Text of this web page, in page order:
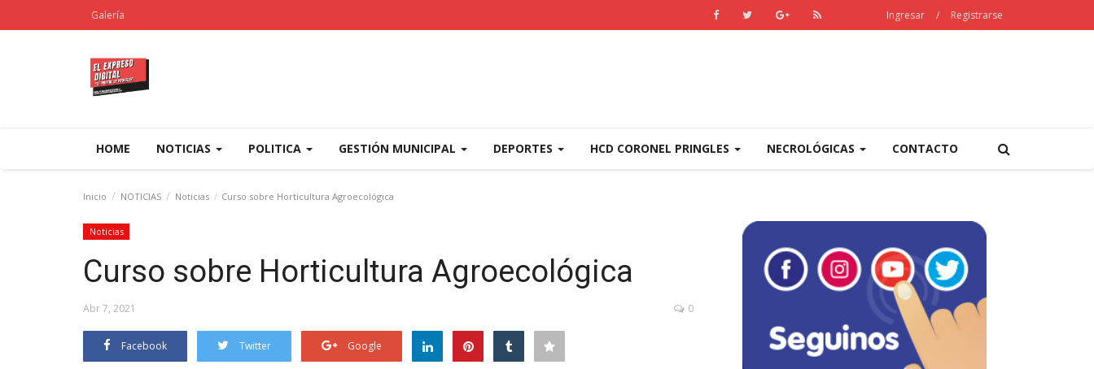
Galería Ingresar / Registrarse
HOME NOTICIAS POLITICA GESTIÓN MUNICIPAL DEPORTES HCD CORONEL PRINGLES NECROLÓGICAS CONTACTO
Inicio NOTICIAS Noticias Curso sobre Horticultura Agroecológica
Noticias
Curso sobre Horticultura Agroecológica
Abr 7, 2021 0
Facebook Twitter Google